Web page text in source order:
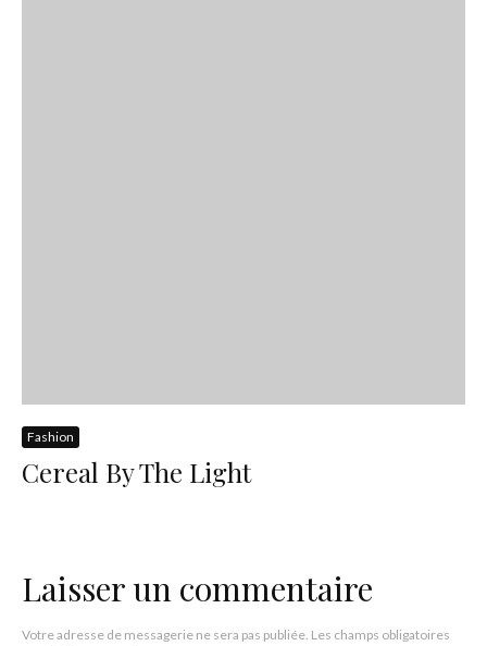
Fashion
Cereal By The Light
Laisser un commentaire
Votre adresse de messagerie ne sera pas publiée. Les champs obligatoires